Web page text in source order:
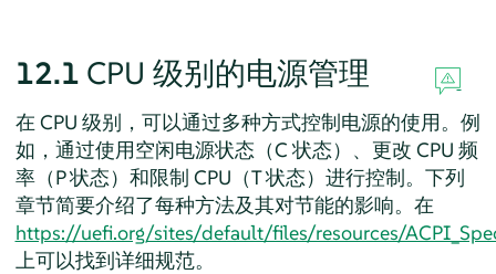
12.1 CPU 级别的电源管理
在 CPU 级别，可以通过多种方式控制电源的使用。例
如，通过使用空闲电源状态（C 状态）、更改 CPU 频
率（P 状态）和限制 CPU（T 状态）进行控制。下列
章节简要介绍了每种方法及其对节能的影响。在
https://uefi.org/sites/default/files/resources/
上可以找到详细规范。